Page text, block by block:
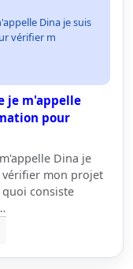
Dina je suis
vérifier m
je m'appelle
pour
Dina je
mon projet
consiste